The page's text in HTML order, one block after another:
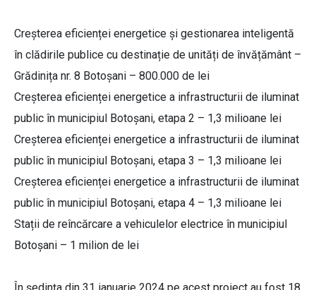
Creșterea eficienței energetice și gestionarea inteligentă
în clădirile publice cu destinație de unități de învățământ –
Grădinița nr. 8 Botoșani – 800.000 de lei
Creșterea eficienței energetice a infrastructurii de iluminat
public în municipiul Botoșani, etapa 2 – 1,3 milioane lei
Creșterea eficienței energetice a infrastructurii de iluminat
public în municipiul Botoșani, etapa 3 – 1,3 milioane lei
Creșterea eficienței energetice a infrastructurii de iluminat
public în municipiul Botoșani, etapa 4 – 1,3 milioane lei
Stații de reîncărcare a vehiculelor electrice în municipiul
Botoșani – 1 milion de lei